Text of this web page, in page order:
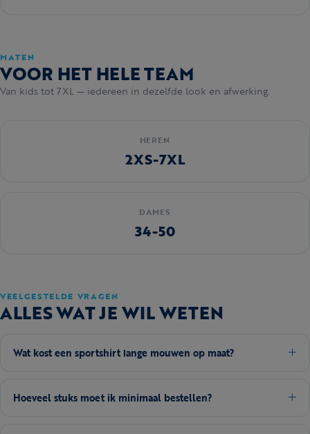
MATEN
VOOR HET HELE TEAM
Van kids tot 7XL — iedereen in dezelfde look en afwerking.
HEREN
2XS-7XL
DAMES
34-50
VEELGESTELDE VRAGEN
ALLES WAT JE WIL WETEN
Wat kost een sportshirt lange mouwen op maat?
Hoeveel stuks moet ik minimaal bestellen?